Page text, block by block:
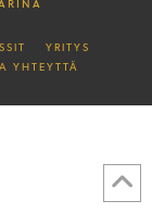
YRITYS
YHTEYTTÄ